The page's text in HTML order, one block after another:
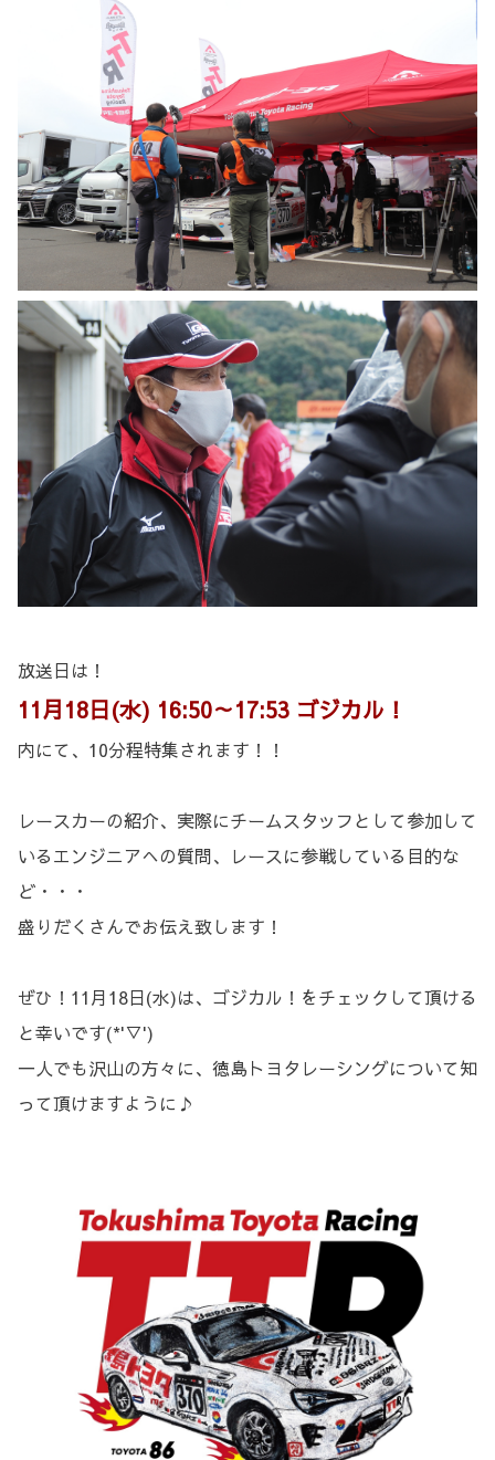
放送日は！
11月18日(水) 16:50～17:53 ゴジカル！
内にて、10分程特集されます！！
レースカーの紹介、実際にチームスタッフとして参加して
いるエンジニアへの質問、レースに参戦している目的な
ど・・・
盛りだくさんでお伝え致します！
ぜひ！11月18日(水)は、ゴジカル！をチェックして頂ける
と幸いです(*'▽')
一人でも沢山の方々に、徳島トヨタレーシングについて知
って頂けますように♪